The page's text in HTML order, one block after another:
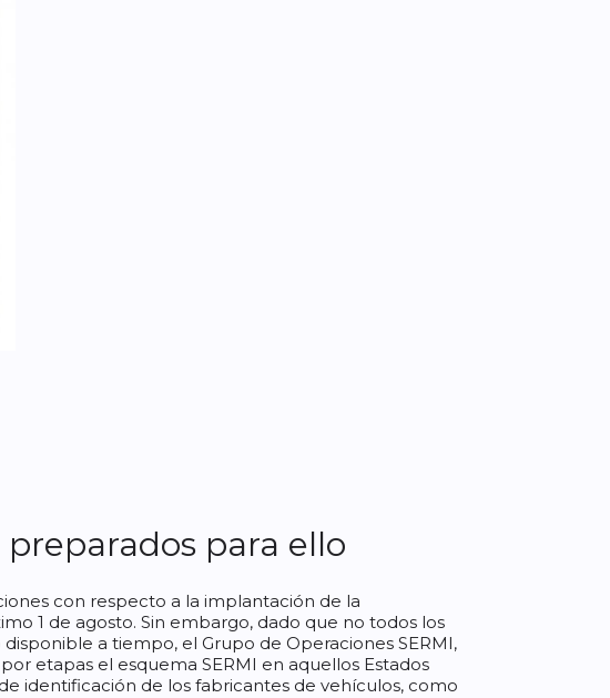
para ello
con respecto a la implantación de la
1 de agosto. Sin embargo, dado que no todos los
a tiempo, el Grupo de Operaciones SERMI,
etapas el esquema SERMI en aquellos Estados
identificación de los fabricantes de vehículos, como